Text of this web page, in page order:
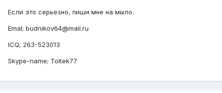
Если это серьезно, пиши мне на мыло.
Emal; budnikov64@mail.ru
ICQ; 263-523013
Skype-name; Toltek77